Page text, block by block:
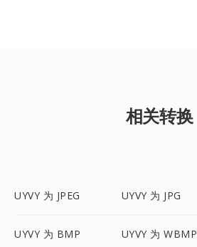
相关转换
UYVY 为 JPEG UYVY 为 JPG
UYVY 为 BMP UYVY 为 WBMP